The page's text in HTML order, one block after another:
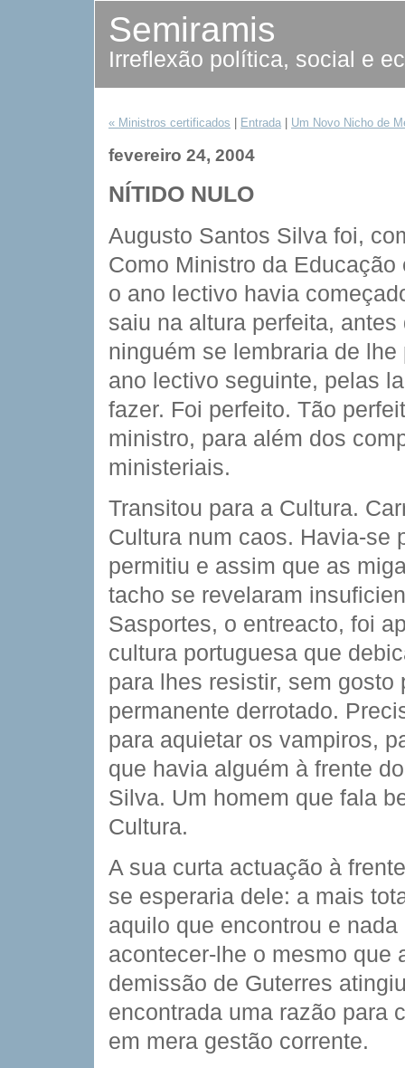
Semiramis
Irreflexão política, social e
« Ministros certificados Entrada Um Novo Nicho de
fevereiro 24, 2004
NÍTIDO NULO
Augusto Santos Silva foi,
Como Ministro da
o ano lectivo havia
saiu na altura perfeita,
ninguém se lembraria de
ano lectivo seguinte, pelas
fazer. Foi perfeito. Tão
ministro, para além dos
ministeriais.
Transitou para a Cultura.
Cultura num caos. Havia-se
permitiu e assim que as
tacho se revelaram
Sasportes, o entreacto, foi
cultura portuguesa que
para lhes resistir, sem
permanente derrotado.
para aquietar os vampiros,
que havia alguém à frente
Silva. Um homem que fala
Cultura.
A sua curta actuação à
se esperaria dele: a mais
aquilo que encontrou e
acontecer-lhe o mesmo que
demissão de Guterres
encontrada uma razão para
em mera gestão corrente.